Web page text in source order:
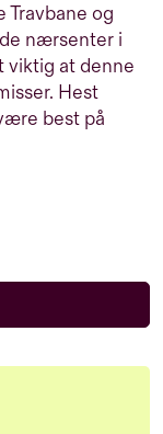
Travbane og
nærsenter i
viktig at denne
Hest
best på